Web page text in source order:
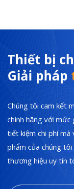
Thiết bị
Giải pháp
Chúng tôi cam kết
chính hãng với mức
tiết kiệm chi phí mà
phẩm của chúng
thương hiệu uy tín